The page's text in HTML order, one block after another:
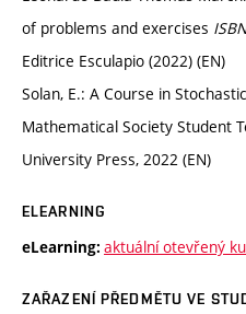
of problems and exercises
Editrice Esculapio (2022) (EN)
Solan, E.: A Course in
Mathematical Society Student
University Press, 2022 (EN)
ELEARNING
eLearning: aktuální otevřený
ZAŘAZENÍ PŘEDMĚTU VE